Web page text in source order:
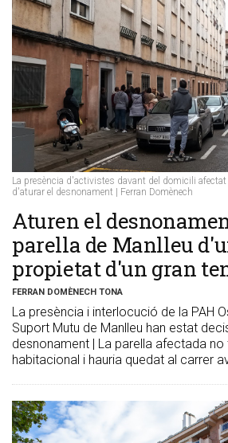
La presència d'activistes davant del domicili
d'aturar el desnonament | Ferran Domènech
Aturen el
parella de Manlleu
propietat d'un gran
FERRAN DOMÈNECH TONA
La presència i interlocució de la PAH
Suport Mutu de Manlleu han estat
desnonament | La parella afectada
habitacional i hauria quedat al carrer